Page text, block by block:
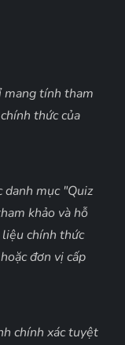
mang tính tham
thức của
danh mục "Quiz
khảo và hỗ
chính thức
đơn vị cấp
chính xác tuyệt